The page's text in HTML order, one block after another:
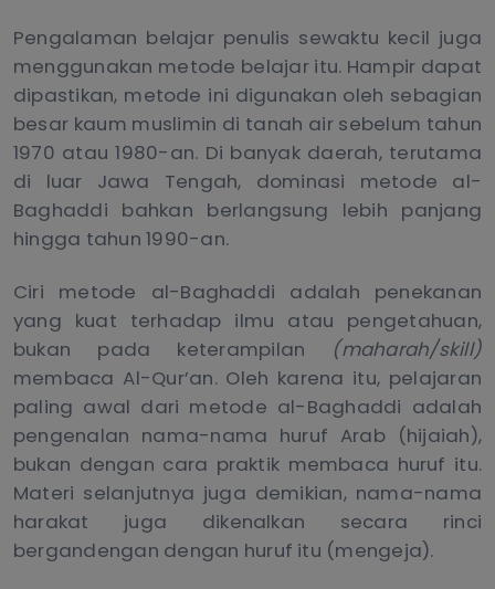
Pengalaman belajar penulis sewaktu kecil juga
menggunakan metode belajar itu. Hampir dapat
dipastikan, metode ini digunakan oleh sebagian
besar kaum muslimin di tanah air sebelum tahun
1970 atau 1980-an. Di banyak daerah, terutama
di luar Jawa Tengah, dominasi metode al-
Baghaddi bahkan berlangsung lebih panjang
hingga tahun 1990-an.
Ciri metode al-Baghaddi adalah penekanan
yang kuat terhadap ilmu atau pengetahuan,
bukan pada keterampilan
(maharah/skill)
membaca Al-Qur’an. Oleh karena itu, pelajaran
paling awal dari metode al-Baghaddi adalah
pengenalan nama-nama huruf Arab (hijaiah),
bukan dengan cara praktik membaca huruf itu.
Materi selanjutnya juga demikian, nama-nama
harakat juga dikenalkan secara rinci
bergandengan dengan huruf itu (mengeja).